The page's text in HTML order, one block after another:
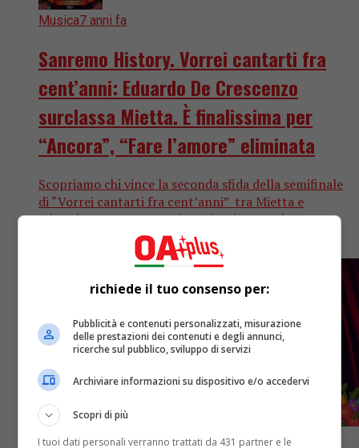
Musica7 anni fa
Sanremo History. Vorrei cantarti fra
cent’anni: Eduardo De Crescenzo
surclassa Mietta. È finalissima per
“Ancora”, “Fare l’amore” eliminata
Scopriamo chi vince la seconda sfida della semifinale
di “Vorrei cantarti fra cent’anni” tra Mietta e
Eduardo De Crescenzo Signori e Signore, dopo
innumerevoli sfide tra alcuni...
richiede il tuo consenso per:
Pubblicità e contenuti personalizzati, misurazione
delle prestazioni dei contenuti e degli annunci,
ricerche sul pubblico, sviluppo di servizi
Archiviare informazioni su dispositivo e/o accedervi
Scopri di più
I tuoi dati personali verranno trattati da 431 partner e le